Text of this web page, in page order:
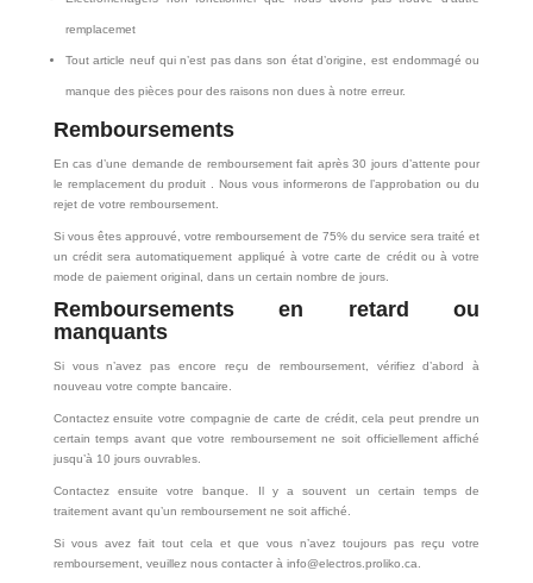
remplacemet
Tout article neuf qui n’est pas dans son état d’origine, est endommagé ou
manque des pièces pour des raisons non dues à notre erreur.
Remboursements
En cas d’une demande de remboursement fait après 30 jours d’attente pour
le remplacement du produit . Nous vous informerons de l’approbation ou du
rejet de votre remboursement.
Si vous êtes approuvé, votre remboursement de 75% du service sera traité et
un crédit sera automatiquement appliqué à votre carte de crédit ou à votre
mode de paiement original, dans un certain nombre de jours.
Remboursementsen retard ou
manquants
Si vous n’avez pas encore reçu de remboursement, vérifiez d’abord à
nouveau votre compte bancaire.
Contactez ensuite votre compagnie de carte de crédit, cela peut prendre un
certain temps avant que votre remboursement ne soit officiellement affiché
jusqu’à 10 jours ouvrables.
Contactez ensuite votre banque. Il y a souvent un certain temps de
traitement avant qu’un remboursement ne soit affiché.
Si vous avez fait tout cela et que vous n’avez toujours pas reçu votre
remboursement, veuillez nous contacter à info@electros.proliko.ca.